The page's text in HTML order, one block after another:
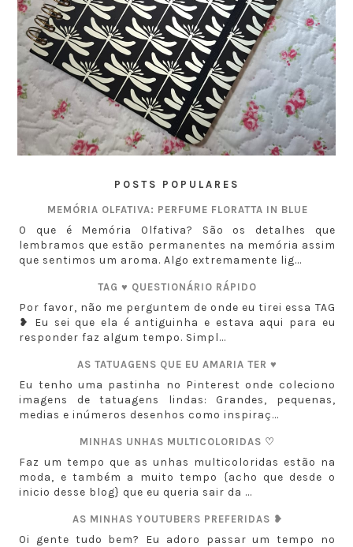
POSTS POPULARES
MEMÓRIA OLFATIVA: PERFUME FLORATTA IN BLUE
O que é Memória Olfativa? São os detalhes que
lembramos que estão permanentes na memória assim
que sentimos um aroma. Algo extremamente lig...
TAG ♥ QUESTIONÁRIO RÁPIDO
Por favor, não me perguntem de onde eu tirei essa TAG
❥ Eu sei que ela é antiguinha e estava aqui para eu
responder faz algum tempo. Simpl...
AS TATUAGENS QUE EU AMARIA TER ♥
Eu tenho uma pastinha no Pinterest onde coleciono
imagens de tatuagens lindas: Grandes, pequenas,
medias e inúmeros desenhos como inspiraç...
MINHAS UNHAS MULTICOLORIDAS ♡
Faz um tempo que as unhas multicoloridas estão na
moda, e também a muito tempo {acho que desde o
inicio desse blog} que eu queria sair da ...
AS MINHAS YOUTUBERS PREFERIDAS ❥
Oi gente tudo bem? Eu adoro passar um tempo no